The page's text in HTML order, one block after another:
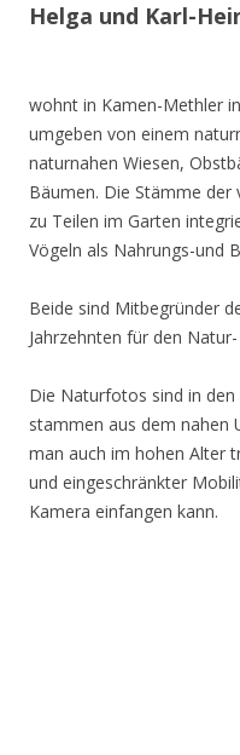
Helga und Karl-
wohnt in Kamen-Methler
umgeben von einem
naturnahen Wiesen,
Bäumen. Die Stämme
zu Teilen im Garten
Vögeln als Nahrungs-und
Beide sind Mitbegründer
Jahrzehnten für den
Die Naturfotos sind in
stammen aus dem nahen
man auch im hohen Alter
und eingeschränkter
Kamera einfangen kann.